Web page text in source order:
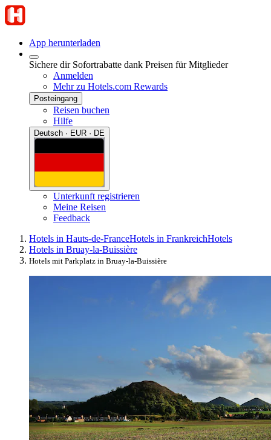
App herunterladen
Sichere dir Sofortrabatte dank Preisen für Mitglieder
Anmelden
Mehr zu Hotels.com Rewards
Posteingang
Reisen buchen
Hilfe
Deutsch · EUR · DE
Unterkunft registrieren
Meine Reisen
Feedback
Hotels in Hauts-de-FranceHotels in FrankreichHotels
Hotels in Bruay-la-Buissière
Hotels mit Parkplatz in Bruay-la-Buissière